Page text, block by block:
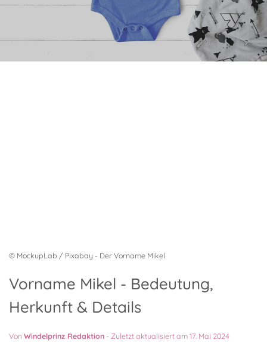
© MockupLab / Pixabay - Der Vorname Mikel
Vorname Mikel - Bedeutung,
Herkunft & Details
VonWindelprinz Redaktion - Zuletzt aktualisiert am 17. Mai 2024